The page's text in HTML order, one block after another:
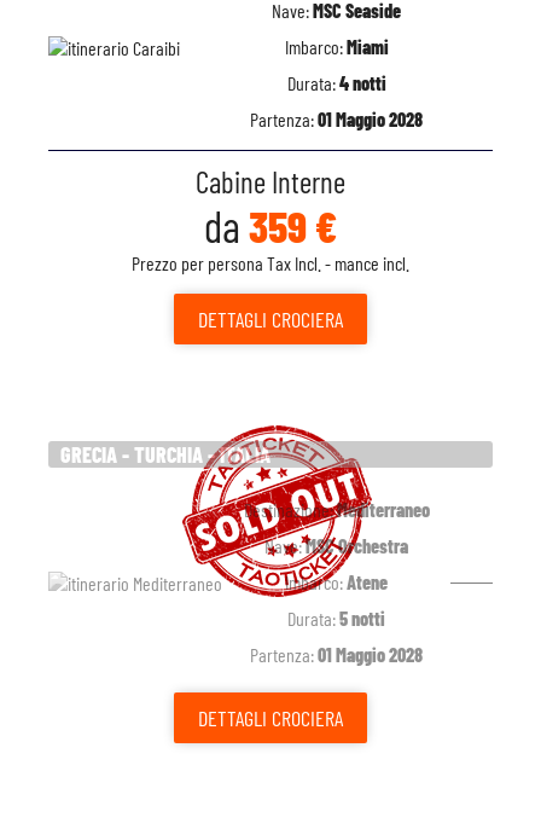
Nave:MSC Seaside
Imbarco:Miami
Durata:4 notti
Partenza:01 Maggio 2028
Cabine Interne
da 359 €
Prezzo per persona Tax Incl. - mance incl.
DETTAGLI CROCIERA
GRECIA - TURCHIA - ITALIA
Destinazione:Mediterraneo
Nave:MSC Orchestra
Imbarco:Atene
Durata:5 notti
Partenza:01 Maggio 2028
DETTAGLI CROCIERA